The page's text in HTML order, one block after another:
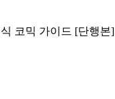
코믹 가이드 [단행본]